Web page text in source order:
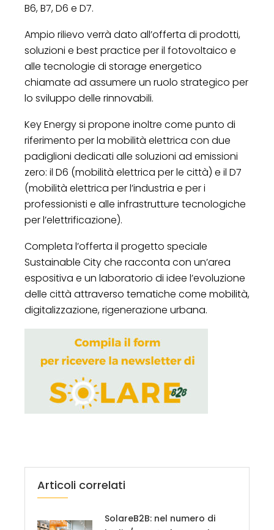
B6, B7, D6 e D7.
Ampio rilievo verrà dato all’offerta di prodotti,
soluzioni e best practice per il fotovoltaico e
alle tecnologie di storage energetico
chiamate ad assumere un ruolo strategico per
lo sviluppo delle rinnovabili.
Key Energy si propone inoltre come punto di
riferimento per la mobilità elettrica con due
padiglioni dedicati alle soluzioni ad emissioni
zero: il D6 (mobilità elettrica per le città) e il D7
(mobilità elettrica per l’industria e per i
professionisti e alle infrastrutture tecnologiche
per l’elettrificazione).
Completa l’offerta il progetto speciale
Sustainable City che racconta con un’area
espositiva e un laboratorio di idee l’evoluzione
delle città attraverso tematiche come mobilità,
digitalizzazione, rigenerazione urbana.
Articoli correlati
SolareB2B: nel numero di